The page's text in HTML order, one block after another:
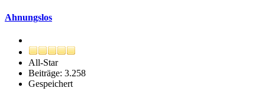
Ahnungslos
All-Star
Beiträge: 3.258
Gespeichert